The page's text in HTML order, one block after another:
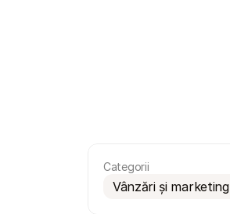
Categorii
Vânzări și marketing